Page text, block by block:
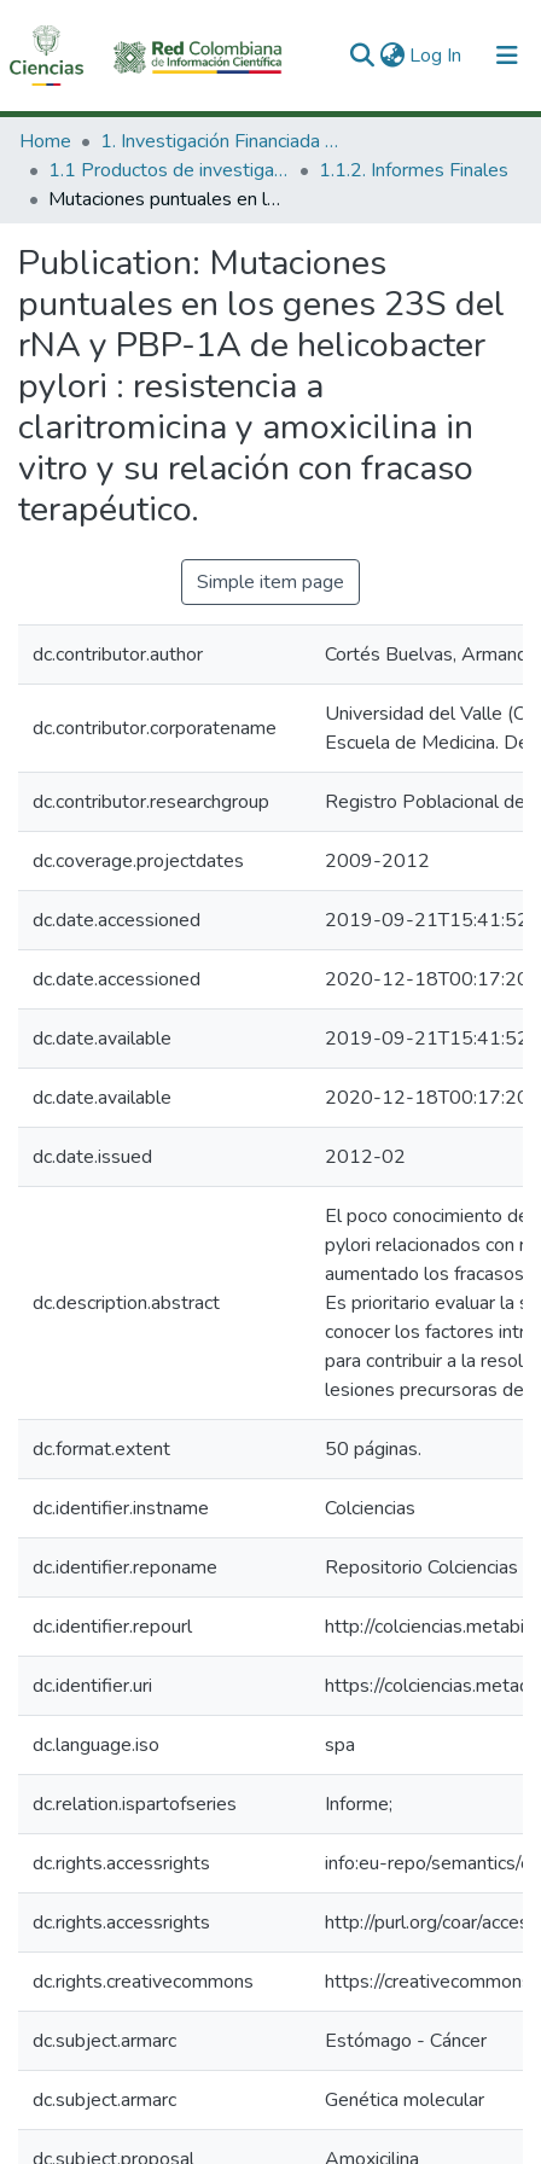
Log In (current)
Communities & Collections
All of DSpace
Home
1. Investigación Financiada con Recursos Públicos
1.1 Productos de investigación
1.1.2. Informes Finales
Mutaciones puntuales en los genes 23S del rNA y PBP-1A de helicobacter pylori : resistencia a claritromicina y amoxicilina in vitro y su relación con fracaso terapéutico.
Publication: Mutaciones
puntuales en los genes 23S del
rNA y PBP-1A de helicobacter
pylori : resistencia a
claritromicina y amoxicilina in
vitro y su relación con fracaso
terapéutico.
Simple item page
dc.contributor.author Cortés Buelvas, Armando
dc.contributor.corporatename
Universidad del Valle
Escuela de Medicina.
dc.contributor.researchgroup Registro Poblacional de
dc.coverage.projectdates 2009-2012
dc.date.accessioned 2019-09-21T15:41:52Z
dc.date.accessioned 2020-12-18T00:17:20Z
dc.date.available 2019-09-21T15:41:52Z
dc.date.available 2020-12-18T00:17:20Z
dc.date.issued 2012-02
dc.description.abstract
El poco conocimiento de
pylori relacionados con
aumentado los fracasos
Es prioritario evaluar la
conocer los factores
para contribuir a la
lesiones precursoras de
dc.format.extent 50 páginas.
dc.identifier.instname Colciencias
dc.identifier.reponame Repositorio Colciencias
dc.identifier.repourl http://
dc.identifier.uri https://
dc.language.iso spa
dc.relation.ispartofseries Informe;
dc.rights.accessrights info:eu-repo/semantics/
dc.rights.accessrights http://purl.org/coar/
dc.rights.creativecommons https://
dc.subject.armarc Estómago - Cáncer
dc.subject.armarc Genética molecular